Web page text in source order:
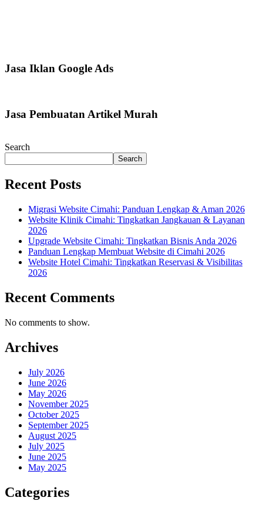
Jasa Iklan Google Ads
Jasa Pembuatan Artikel Murah
Search
Search
Recent Posts
Migrasi Website Cimahi: Panduan Lengkap & Aman 2026
Website Klinik Cimahi: Tingkatkan Jangkauan & Layanan
2026
Upgrade Website Cimahi: Tingkatkan Bisnis Anda 2026
Panduan Lengkap Membuat Website di Cimahi 2026
Website Hotel Cimahi: Tingkatkan Reservasi & Visibilitas
2026
Recent Comments
No comments to show.
Archives
July 2026
June 2026
May 2026
November 2025
October 2025
September 2025
August 2025
July 2025
June 2025
May 2025
Categories